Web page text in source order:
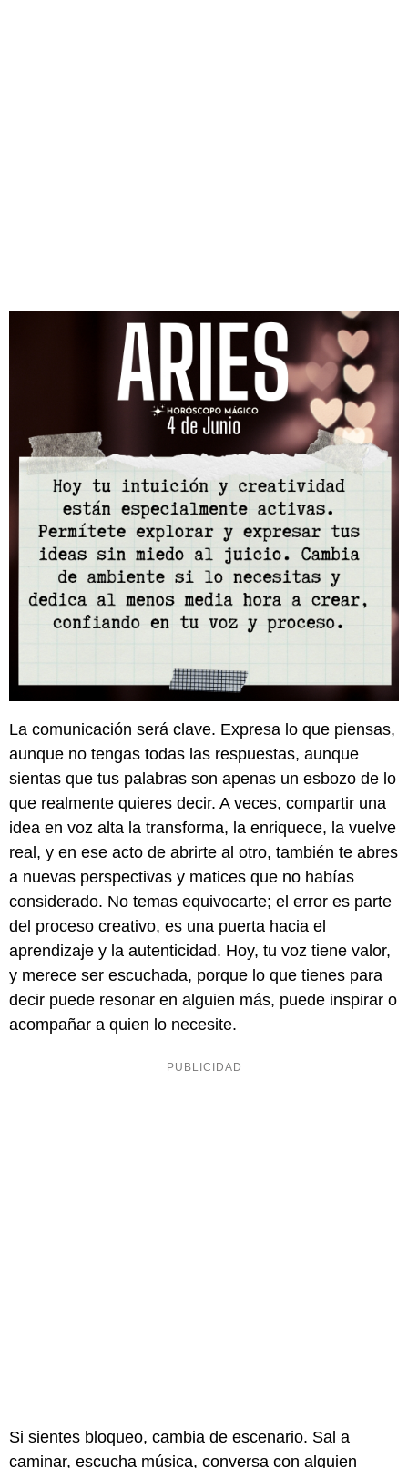
La comunicación será clave. Expresa lo que piensas,
aunque no tengas todas las respuestas, aunque
sientas que tus palabras son apenas un esbozo de lo
que realmente quieres decir. A veces, compartir una
idea en voz alta la transforma, la enriquece, la vuelve
real, y en ese acto de abrirte al otro, también te abres
a nuevas perspectivas y matices que no habías
considerado. No temas equivocarte; el error es parte
del proceso creativo, es una puerta hacia el
aprendizaje y la autenticidad. Hoy, tu voz tiene valor,
y merece ser escuchada, porque lo que tienes para
decir puede resonar en alguien más, puede inspirar o
acompañar a quien lo necesite.
Si sientes bloqueo, cambia de escenario. Sal a
caminar, escucha música, conversa con alguien